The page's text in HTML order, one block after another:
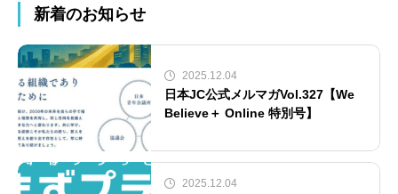
新着のお知らせ
2025.12.04
日本JC公式メルマガVol.327【We
Believe＋ Online 特別号】
2025.12.04